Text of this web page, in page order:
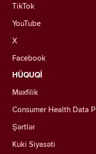
TikTok
YouTube
X
Facebook
HÜQUQİ
Məxfilik
Consumer Health Data
Şərtlər
Kuki Siyasəti